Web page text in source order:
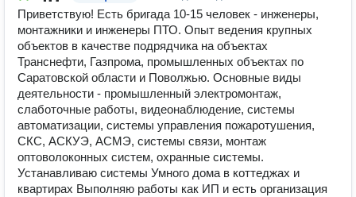
Приветствую! Есть бригада 10-15 человек - инженеры,
монтажники и инженеры ПТО. Опыт ведения крупных
объектов в качестве подрядчика на объектах
Транснефти, Газпрома, промышленных объектах по
Саратовской области и Поволжью. Основные виды
деятельности - промышленный электромонтаж,
слаботочные работы, видеонаблюдение, системы
автоматизации, системы управления пожаротушения,
СКС, АСКУЭ, АСМЭ, системы связи, монтаж
оптоволоконных систем, охранные системы.
Устанавливаю системы Умного дома в коттеджах и
квартирах Выполняю работы как ИП и есть организация